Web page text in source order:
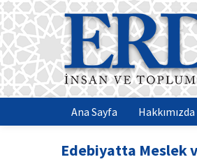
Ana Sayfa Hakkımızda
Edebiyatta Meslek